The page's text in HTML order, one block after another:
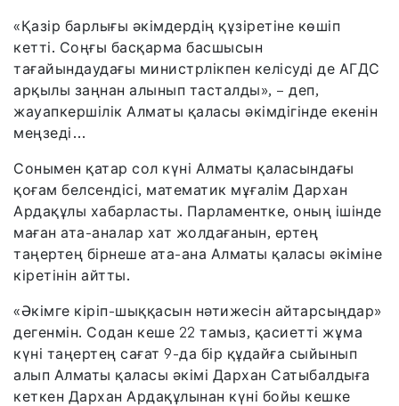
«Қазір барлығы әкімдердің құзіретіне көшіп
кетті. Соңғы басқарма басшысын
тағайындаудағы министрлікпен келісуді де АГДС
арқылы заңнан алынып тасталды», – деп,
жауапкершілік Алматы қаласы әкімдігінде екенін
меңзеді…
Сонымен қатар сол күні Алматы қаласындағы
қоғам белсендісі, математик мұғалім Дархан
Ардақұлы хабарласты. Парламентке, оның ішінде
маған ата-аналар хат жолдағанын, ертең
таңертең бірнеше ата-ана Алматы қаласы әкіміне
кіретінін айтты.
«Әкімге кіріп-шыққасын нәтижесін айтарсыңдар»
дегенмін. Содан кеше 22 тамыз, қасиетті жұма
күні таңертең сағат 9-да бір құдайға сыйынып
алып Алматы қаласы әкімі Дархан Сатыбалдыға
кеткен Дархан Ардақұлынан күні бойы кешке